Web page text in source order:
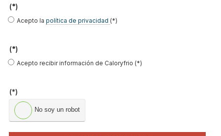
(*)
Acepto la política de privacidad (*)
(*)
Acepto recibir información de Caloryfrio (*)
(*)
No soy un robot